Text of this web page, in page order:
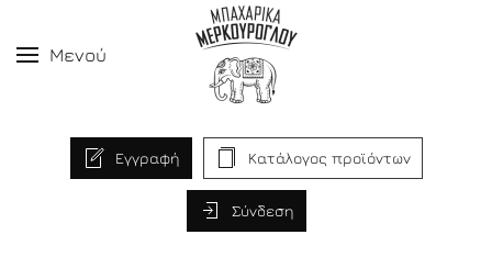
Μενού
Εγγραφή Κατάλογος προϊόντων
Σύνδεση